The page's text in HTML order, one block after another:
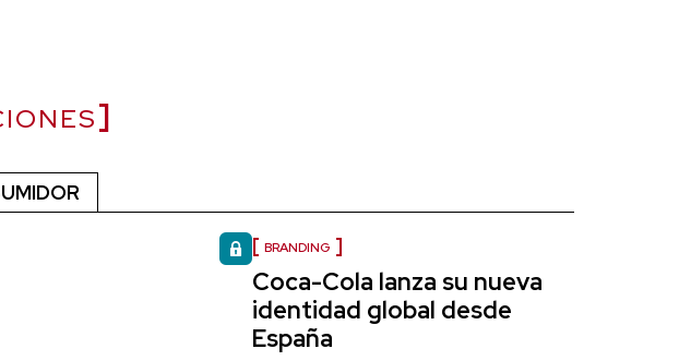
BRANDING
Coca-Cola lanza su nueva
identidad global desde
España